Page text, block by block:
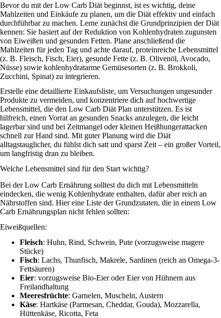
Bevor du mit der Low Carb Diät beginnst, ist es wichtig, deine
Mahlzeiten und Einkäufe zu planen, um die Diät effektiv und einfach
durchführbar zu machen. Lerne zunächst die Grundprinzipien der Diät
kennen: Sie basiert auf der Reduktion von Kohlenhydraten zugunsten
von Eiweißen und gesunden Fetten. Plane anschließend die
Mahlzeiten für jeden Tag und achte darauf, proteinreiche Lebensmittel
(z. B. Fleisch, Fisch, Eier), gesunde Fette (z. B. Olivenöl, Avocado,
Nüsse) sowie kohlenhydratarme Gemüsesorten (z. B. Brokkoli,
Zucchini, Spinat) zu integrieren.
Erstelle eine detaillierte Einkaufsliste, um Versuchungen ungesunder
Produkte zu vermeiden, und konzentriere dich auf hochwertige
Lebensmittel, die den Low Carb Diät Plan unterstützen. Es ist
hilfreich, einen Vorrat an gesunden Snacks anzulegen, die leicht
lagerbar sind und bei Zeitmangel oder kleinen Heißhungerattacken
schnell zur Hand sind. Mit guter Planung wird die Diät
alltagstauglicher, du fühlst dich satt und sparst Zeit – ein großer Vorteil,
um langfristig dran zu bleiben.
Welche Lebensmittel sind für den Start wichtig?
Bei der Low Carb Ernährung solltest du dich mit Lebensmitteln
eindecken, die wenig Kohlenhydrate enthalten, dafür aber reich an
Nährstoffen sind. Hier eine Liste der Grundzutaten, die in einem Low
Carb Ernährungsplan nicht fehlen sollten:
Eiweißquellen:
Fleisch: Huhn, Rind, Schwein, Pute (vorzugsweise magere
Stücke)
Fisch: Lachs, Thunfisch, Makrele, Sardinen (reich an Omega-3-
Fettsäuren)
Eier: vorzugsweise Bio-Eier oder Eier von Hühnern aus
Freilandhaltung
Meeresfrüchte: Garnelen, Muscheln, Austern
Käse: Hartkäse (Parmesan, Cheddar, Gouda), Mozzarella,
Hüttenkäse, Ricotta, Feta